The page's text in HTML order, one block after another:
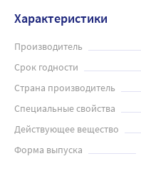
Характеристики
Производитель
Срок годности
Страна производитель
Специальные свойства
Действующее вещество
Форма выпуска